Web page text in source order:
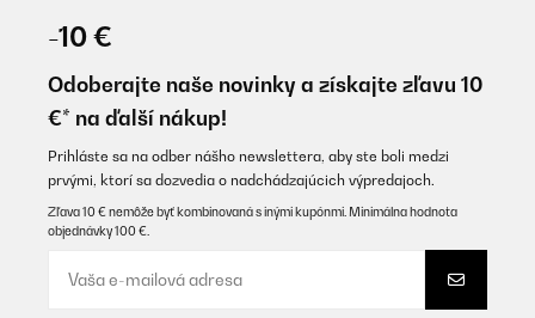
-10 €
Odoberajte naše novinky a získajte zľavu 10
€* na ďalší nákup!
Prihláste sa na odber nášho newslettera, aby ste boli medzi
prvými, ktorí sa dozvedia o nadchádzajúcich výpredajoch.
Zľava 10 € nemôže byť kombinovaná s inými kupónmi. Minimálna hodnota
objednávky 100 €.